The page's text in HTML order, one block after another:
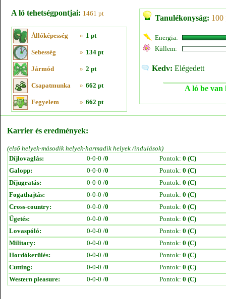
A ló tehetségpontjai: 1461 pt
Állóképesség » 1 pt
Sebesség » 134 pt
Jármód » 2 pt
Csapatmunka » 662 pt
Fegyelem » 662 pt
Tanulékonyság: 100
Energia:
Küllem:
Kedv: Elégedett
A ló be van
Karrier és eredmények:
(első helyek-második helyek-harmadik helyek /indulások)
Díjlovaglás:
0-0-0 /0 Pontok: 0 (C)
Galopp:
0-0-0 /0 Pontok: 0 (C)
Díjugratás:
0-0-0 /0 Pontok: 0 (C)
Fogathajtás:
0-0-0 /0 Pontok: 0 (C)
Cross-country:
0-0-0 /0 Pontok: 0 (C)
Ügetés:
0-0-0 /0 Pontok: 0 (C)
Lovaspóló:
0-0-0 /0 Pontok: 0 (C)
Military:
0-0-0 /0 Pontok: 0 (C)
Hordókerülés:
0-0-0 /0 Pontok: 0 (C)
Cutting:
0-0-0 /0 Pontok: 0 (C)
Western pleasure:
0-0-0 /0 Pontok: 0 (C)